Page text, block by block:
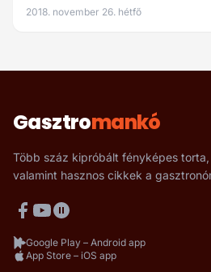
2018. november 26. hétfő
Gasztromankó
Több száz kipróbált fényképes
valamint hasznos cikkek a
Google Play – Android app
App Store – iOS app